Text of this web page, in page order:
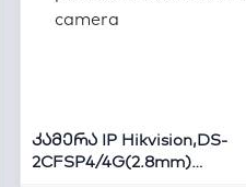
კამერა IP Hikvision,DS-
2CFSP4/4G(2.8mm)